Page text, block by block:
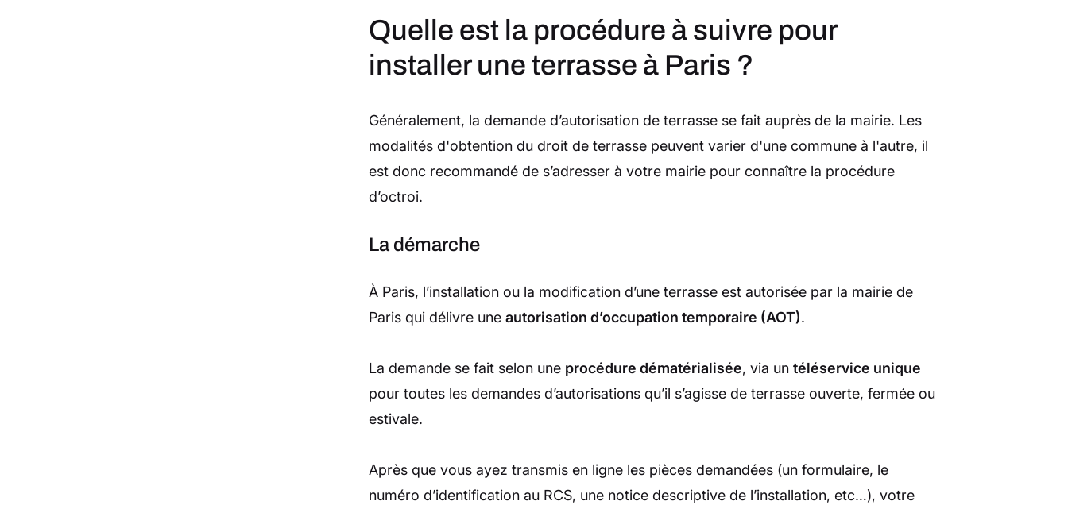
Quelle est la procédure à suivre pour
installer une terrasse à Paris ?
Généralement, la demande d’autorisation de terrasse se fait auprès de la mairie. Les
modalités d'obtention du droit de terrasse peuvent varier d'une commune à l'autre, il
est donc recommandé de s’adresser à votre mairie pour connaître la procédure
d’octroi.
La démarche
À Paris, l’installation ou la modification d’une terrasse est autorisée par la mairie de
Paris qui délivre une autorisation d’occupation temporaire (AOT).
La demande se fait selon une procédure dématérialisée, via un téléservice unique
pour toutes les demandes d’autorisations qu’il s’agisse de terrasse ouverte, fermée ou
estivale.
Après que vous ayez transmis en ligne les pièces demandées (un formulaire, le
numéro d’identification au RCS, une notice descriptive de l’installation, etc…), votre